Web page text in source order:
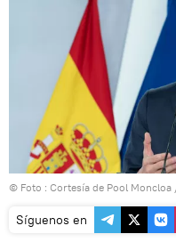
© Foto : Cortesía de Pool Moncloa
Síguenos en